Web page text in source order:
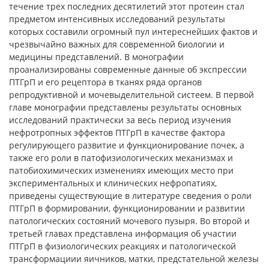
течение трех последних десятилетий этот протеин стал
предметом интенсивных исследований результаты
которых составили огромный пул интереснейших фактов и
чрезвычайно важных для современной биологии и
медицины представлений. В монографии
проанализированы современные данные об экспрессии
ПТГрП и его рецептора в тканях ряда органов
репродуктивной и мочевыделительной систеем. В первой
главе монографии представлены результаты основных
исследований практически за весь период изучения
нефротропных эффектов ПТГрП в качестве фактора
регулирующего развитие и функционирование почек, а
также его роли в патофизиологических механизмах и
патобиохимических изменениях имеющих место при
экспериментальных и клинических нефропатиях,
приведены существующие в литературе сведения о роли
ПТГрП в формировании, функционировании и развитии
патологических состояний мочевого пузыря. Во второй и
третьей главах представлена информация об участии
ПТГрП в физиологических реакциях и патологической
трансформациии яичников, матки, предстательной железы